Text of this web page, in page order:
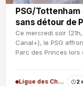
PSG/
sans détour de
Ce mercredi soir
Canal+), le PSG
Parc des Princes lors
Ligue des Champions 2